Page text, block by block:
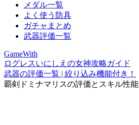
メダル一覧
よく使う防具
ガチャまとめ
武器評価一覧
GameWith
ログレスいにしえの女神攻略ガイド
武器の評価一覧 | 絞り込み機能付き！
覇剣ドミナマリスの評価とスキル性能